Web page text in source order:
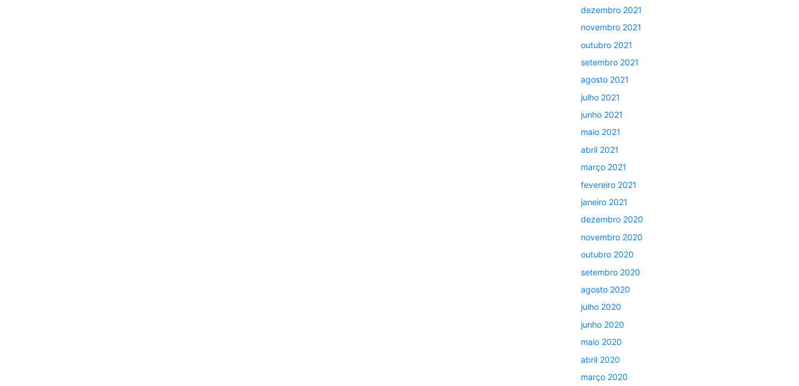
dezembro 2021
novembro 2021
outubro 2021
setembro 2021
agosto 2021
julho 2021
junho 2021
maio 2021
abril 2021
março 2021
fevereiro 2021
janeiro 2021
dezembro 2020
novembro 2020
outubro 2020
setembro 2020
agosto 2020
julho 2020
junho 2020
maio 2020
abril 2020
março 2020